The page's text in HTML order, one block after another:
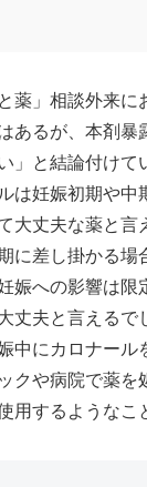
薬」相談外来
あるが、本剤
」と結論付け
は妊娠初期や
大丈夫な薬と
に差し掛かる
娠への影響は
丈夫と言えるで
中にカロナー
クや病院で薬を
用するようなこ